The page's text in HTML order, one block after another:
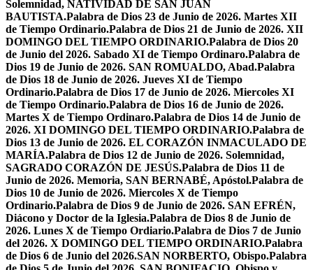
Solemnidad, NATIVIDAD DE SAN JUAN
BAUTISTA.Palabra de Dios 23 de Junio de 2026. Martes XII
de Tiempo Ordinario.Palabra de Dios 21 de Junio de 2026. XII
DOMINGO DEL TIEMPO ORDINARIO.Palabra de Dios 20
de Junio del 2026. Sabado XI de Tiempo Ordinaro.Palabra de
Dios 19 de Junio de 2026. SAN ROMUALDO, Abad.Palabra
de Dios 18 de Junio de 2026. Jueves XI de Tiempo
Ordinario.Palabra de Dios 17 de Junio de 2026. Miercoles XI
de Tiempo Ordinario.Palabra de Dios 16 de Junio de 2026.
Martes X de Tiempo Ordinaro.Palabra de Dios 14 de Junio de
2026. XI DOMINGO DEL TIEMPO ORDINARIO.Palabra de
Dios 13 de Junio de 2026. EL CORAZÓN INMACULADO DE
MARÍA.Palabra de Dios 12 de Junio de 2026. Solemnidad,
SAGRADO CORAZÓN DE JESÚS.Palabra de Dios 11 de
Junio de 2026. Memoria, SAN BERNABÉ, Apóstol.Palabra de
Dios 10 de Junio de 2026. Miercoles X de Tiempo
Ordinario.Palabra de Dios 9 de Junio de 2026. SAN EFRÉN,
Diácono y Doctor de la Iglesia.Palabra de Dios 8 de Junio de
2026. Lunes X de Tiempo Ordiario.Palabra de Dios 7 de Junio
del 2026. X DOMINGO DEL TIEMPO ORDINARIO.Palabra
de Dios 6 de Junio del 2026.SAN NORBERTO, Obispo.Palabra